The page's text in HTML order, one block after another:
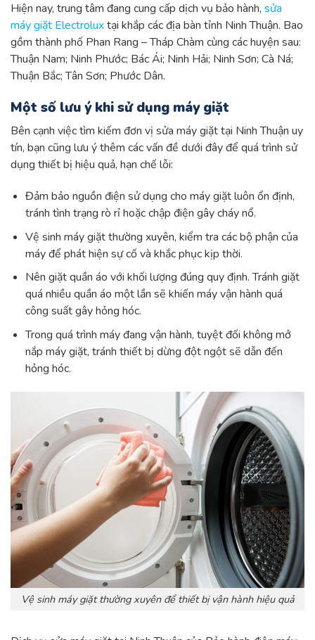
Hiện nay, trung tâm đang cung cấp dịch vụ bảo hành, sửa
máy giặt Electroluxtại khắp các địa bàn tỉnh Ninh Thuận. Bao
gồm thành phố Phan Rang – Tháp Chàm cùng các huyện sau:
Thuận Nam; Ninh Phước; Bác Ái; Ninh Hải; Ninh Sơn; Cà Ná;
Thuận Bắc; Tân Sơn; Phước Dân.
Một số lưu ý khi sử dụng máy giặt
Bên cạnh việc tìm kiếm đơn vị sửa máy giặt tại Ninh Thuận uy
tín, bạn cũng lưu ý thêm các vấn đề dưới đây để quá trình sử
dụng thiết bị hiệu quả, hạn chế lỗi:
Đảm bảo nguồn điện sử dụng cho máy giặt luôn ổn định,
tránh tình trạng rò rỉ hoặc chập điện gây cháy nổ.
Vệ sinh máy giặt thường xuyên, kiểm tra các bộ phận của
máy để phát hiện sự cố và khắc phục kịp thời.
Nên giặt quần áo với khối lượng đúng quy định. Tránh giặt
quá nhiều quần áo một lần sẽ khiến máy vận hành quá
công suất gây hỏng hóc.
Trong quá trình máy đang vận hành, tuyệt đối không mở
nắp máy giặt, tránh thiết bị dừng đột ngột sẽ dẫn đến
hỏng hóc.
Vệ sinh máy giặt thường xuyên để thiết bị vận hành hiệu quả